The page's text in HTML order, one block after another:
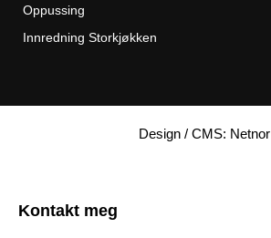
Oppussing
Innredning Storkjøkken
Design / CMS: Netnor
Kontakt meg